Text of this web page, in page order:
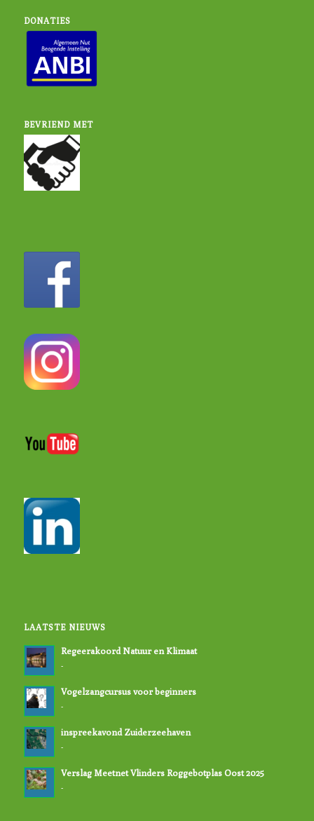
DONATIES
BEVRIEND MET
LAATSTE NIEUWS
Regeerakoord Natuur en Klimaat
-
Vogelzangcursus voor beginners
-
inspreekavond Zuiderzeehaven
-
Verslag Meetnet Vlinders Roggebotplas Oost 2025
-